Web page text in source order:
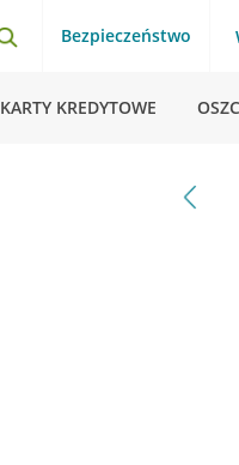
Bezpieczeństwo
KARTY KREDYTOWE